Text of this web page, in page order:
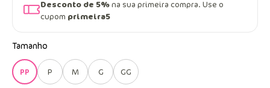
Desconto de 5%na sua primeira compra. Use o
cupom primeira5
Tamanho
PP P M G GG